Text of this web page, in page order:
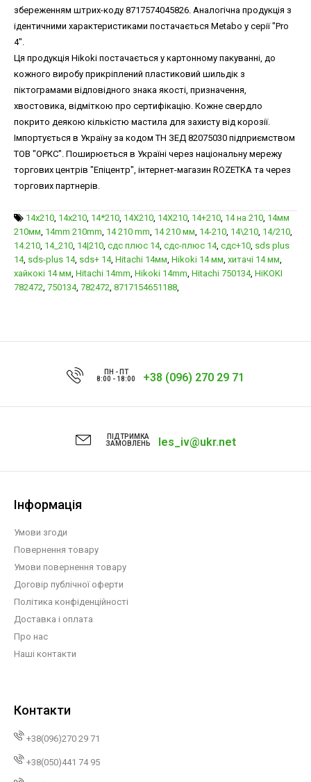
збереженням штрих-коду 8717574045826. Аналогічна продукція з
ідентичними характеристиками постачається Metabo у серії "Pro
4".
Ця продукція Hikoki постачається у картонному пакуванні, до
кожного виробу прикріплений пластиковий шильдік з
піктограмами відповідного знака якості, призначення,
хвостовика, відміткою про сертифікацію. Кожне свердло
покрито деякою кількістю мастила для захисту від корозії.
Імпортується в Україну за кодом ТН ЗЕД 82075030 підприємством
ТОВ "ОРКС". Поширюється в Україні через національну мережу
торгових центрів "Епіцентр", інтернет-магазин ROZETKA та через
торгових партнерів.
14x210, 14х210, 14*210, 14X210, 14Х210, 14+210, 14 на 210, 14мм
210мм, 14mm 210mm, 14 210 mm, 14 210 мм, 14-210, 14\210, 14/210,
14.210, 14_210, 14|210, сдс плюс 14, сдс-плюс 14, сдс+10, sds plus
14, sds-plus 14, sds+ 14, Hitachi 14мм, Hikoki 14 мм, хитачі 14 мм,
хайкокі 14 мм, Hitachi 14mm, Hikoki 14mm, Hitachi 750134, HiKOKI
782472, 750134, 782472, 8717154651188,
ПН - ПТ
8:00 - 18:00
+38 (096) 270 29 71
ПІДТРИМКА
ЗАМОВЛЕНЬ
les_iv@ukr.net
Інформація
Умови згоди
Повернення товару
Умови повернення товару
Договір публічної оферти
Політика конфіденційності
Доставка і оплата
Про нас
Наші контакти
Контакти
+38(096)270 29 71
+38(050)441 74 95